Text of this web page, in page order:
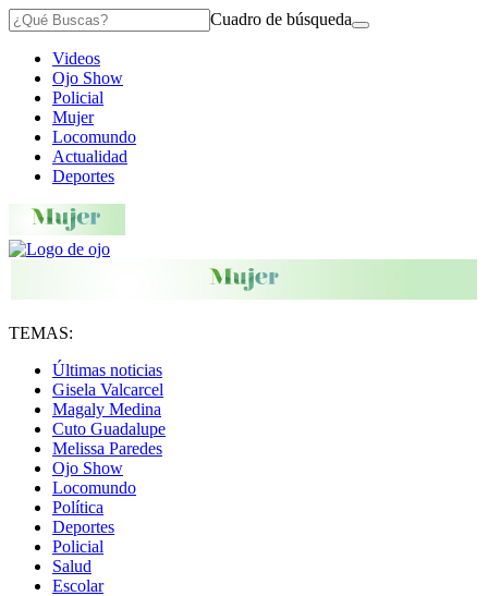
Cuadro de búsqueda
Videos
Ojo Show
Policial
Mujer
Locomundo
Actualidad
Deportes
TEMAS:
Últimas noticias
Gisela Valcarcel
Magaly Medina
Cuto Guadalupe
Melissa Paredes
Ojo Show
Locomundo
Política
Deportes
Policial
Salud
Escolar